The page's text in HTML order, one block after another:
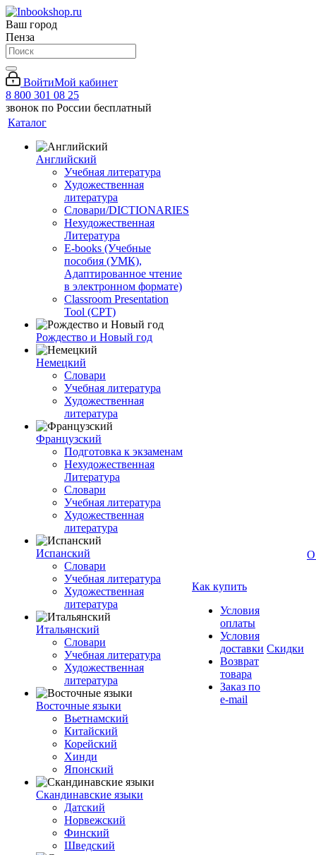
Ваш город
Пенза
ВойтиМой кабинет
8 800 301 08 25
звонок по России бесплатный
Каталог
Английский
Учебная литература
Художественная
литература
Словари/DICTIONARIES
Нехудожественная
Литература
E-books (Учебные
пособия (УМК),
Адаптированное чтение
в электронном формате)
Classroom Presentation
Tool (CPT)
Рождество и Новый год
Немецкий
Словари
Учебная литература
Художественная
литература
Французский
Подготовка к экзаменам
Нехудожественная
Литература
Словари
Учебная литература
Художественная
литература
Испанский
Словари
Учебная литература
Художественная
литература
Итальянский
Словари
Учебная литература
Художественная
литература
Восточные языки
Вьетнамский
Китайский
Корейский
Хинди
Японский
Скандинавские языки
Датский
Норвежский
Финский
Шведский
Как купить
Условия
оплаты
Условия
доставки
Возврат
товара
Заказ по
e-mail
Скидки
О